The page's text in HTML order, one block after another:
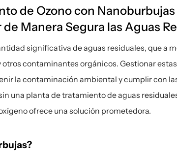
de Ozono con
Manera Segura las Aguas
significativa de aguas residuales, que a
otros contaminantes orgánicos. Gestionar
la contaminación ambiental y cumplir con
una planta de tratamiento de aguas
ofrece una solución prometedora.